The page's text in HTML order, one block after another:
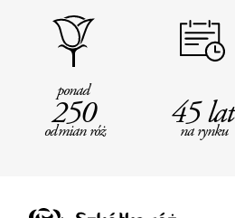
ponad
250
odmian róż
45 lat
na rynku